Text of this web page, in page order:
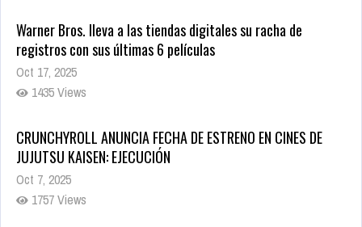
Warner Bros. lleva a las tiendas digitales su racha de
registros con sus últimas 6 películas
Oct 17, 2025
1435 Views
CRUNCHYROLL ANUNCIA FECHA DE ESTRENO EN CINES DE
JUJUTSU KAISEN: EJECUCIÓN
Oct 7, 2025
1757 Views